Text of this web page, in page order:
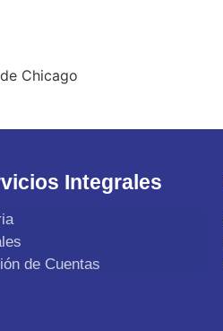
Chicago
Integrales
de Cuentas